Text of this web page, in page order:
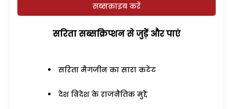
सब्सक्राइब करें
सरिता सब्सक्रिप्शन से जुड़ेें और पाएं
सरिता मैगजीन का सारा कंटेंट
देश विदेश के राजनैतिक मुद्दे